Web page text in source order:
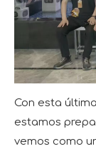
Con esta
estamos
vemos como